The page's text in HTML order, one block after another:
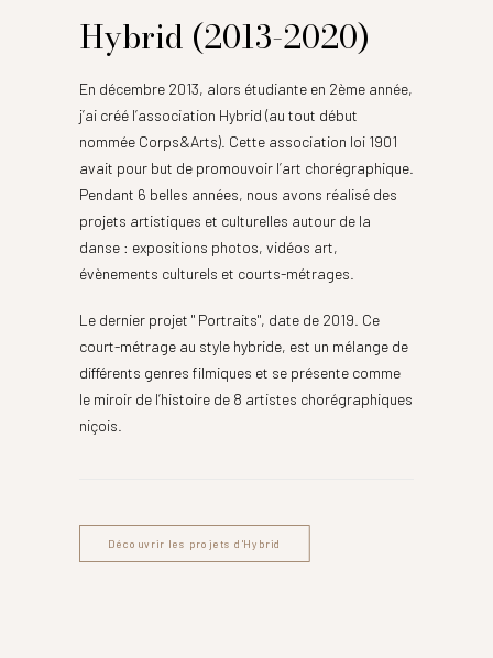
Hybrid (2013-2020)
En décembre 2013, alors étudiante en 2ème année,
j’ai créé l’association Hybrid (au tout début
nommée Corps&Arts). Cette association loi 1901
avait pour but de promouvoir l’art chorégraphique.
Pendant 6 belles années, nous avons réalisé des
projets artistiques et culturelles autour de la
danse : expositions photos, vidéos art,
évènements culturels et courts-métrages.
Le dernier projet " Portraits", date de 2019. Ce
court-métrage au style hybride, est un mélange de
différents genres filmiques et se présente comme
le miroir de l’histoire de 8 artistes chorégraphiques
niçois.
Découvrir les projets d'Hybrid